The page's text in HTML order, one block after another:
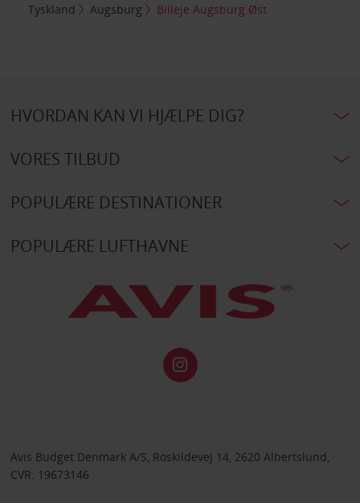
Tyskland
Augsburg Billeje Augsburg Øst
HVORDAN KAN VI HJÆLPE DIG?
VORES TILBUD
POPULÆRE DESTINATIONER
POPULÆRE LUFTHAVNE
Avis Budget Denmark A/S, Roskildevej 14, 2620 Albertslund,
CVR: 19673146